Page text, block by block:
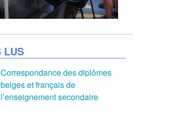
LUS
Correspondance des diplômes
belges et français de
l’enseignement secondaire